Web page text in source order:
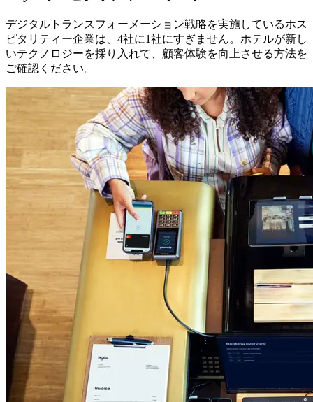
デジタルトランスフォーメーション戦略を実施しているホス
ピタリティー企業は、4社に1社にすぎません。ホテルが新し
いテクノロジーを採り入れて、顧客体験を向上させる方法を
ご確認ください。